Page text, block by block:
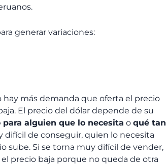
generar variaciones:
hay más demanda que oferta el precio
El precio del dólar depende de su
alguien que lo necesita o qué tan
difícil de conseguir, quien lo necesita
sube. Si se torna muy difícil de vender,
precio baja porque no queda de otra